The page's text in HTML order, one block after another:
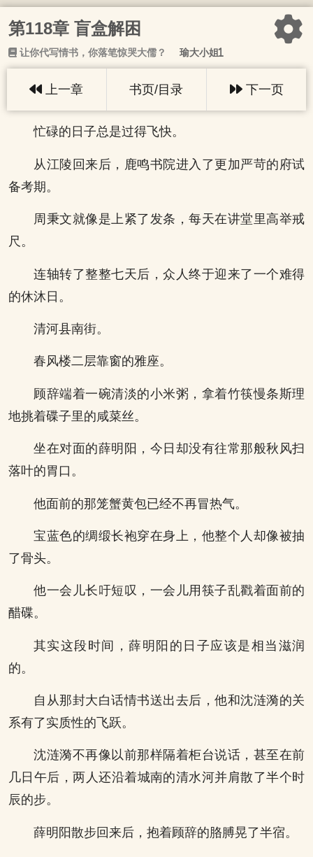
第118章 盲盒解困
让你代写情书，你落笔惊哭大儒？ 瑜大小姐1
上一章 书页/目录 下一页
忙碌的日子总是过得飞快。
从江陵回来后，鹿鸣书院进入了更加严苛的府试
备考期。
周秉文就像是上紧了发条，每天在讲堂里高举戒
尺。
连轴转了整整七天后，众人终于迎来了一个难得
的休沐日。
清河县南街。
春风楼二层靠窗的雅座。
顾辞端着一碗清淡的小米粥，拿着竹筷慢条斯理
地挑着碟子里的咸菜丝。
坐在对面的薛明阳，今日却没有往常那般秋风扫
落叶的胃口。
他面前的那笼蟹黄包已经不再冒热气。
宝蓝色的绸缎长袍穿在身上，他整个人却像被抽
了骨头。
他一会儿长吁短叹，一会儿用筷子乱戳着面前的
醋碟。
其实这段时间，薛明阳的日子应该是相当滋润
的。
自从那封大白话情书送出去后，他和沈涟漪的关
系有了实质性的飞跃。
沈涟漪不再像以前那样隔着柜台说话，甚至在前
几日午后，两人还沿着城南的清水河并肩散了半个时
辰的步。
薛明阳散步回来后，抱着顾辞的胳膊晃了半宿。